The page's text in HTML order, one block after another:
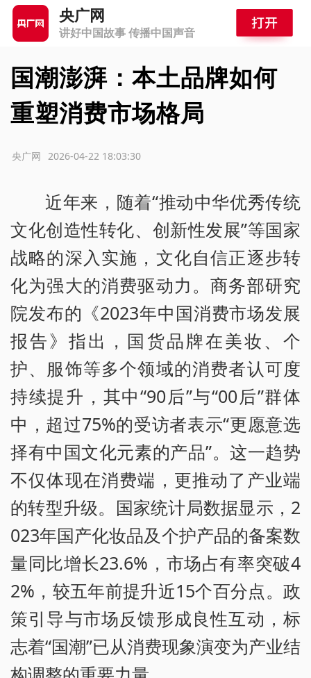
央广网
讲好中国故事 传播中国声音
国潮澎湃：本土品牌如何
重塑消费市场格局
2026-04-22 18:03:30
央广网
近年来，随着“推动中华优秀传统
文化创造性转化、创新性发展”等国家
战略的深入实施，文化自信正逐步转
化为强大的消费驱动力。商务部研究
院发布的《2023年中国消费市场发展
报告》指出，国货品牌在美妆、个
护、服饰等多个领域的消费者认可度
持续提升，其中“90后”与“00后”群体
中，超过75%的受访者表示“更愿意选
择有中国文化元素的产品”。这一趋势
不仅体现在消费端，更推动了产业端
的转型升级。国家统计局数据显示，2
023年国产化妆品及个护产品的备案数
量同比增长23.6%，市场占有率突破4
2%，较五年前提升近15个百分点。政
策引导与市场反馈形成良性互动，标
志着“国潮”已从消费现象演变为产业结